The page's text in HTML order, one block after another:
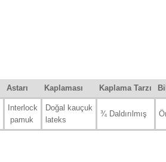
Astarı Kaplaması Kaplama Tarzı
Interlock
pamuk
Doğal kauçuk
lateks
¾ Daldırılmış